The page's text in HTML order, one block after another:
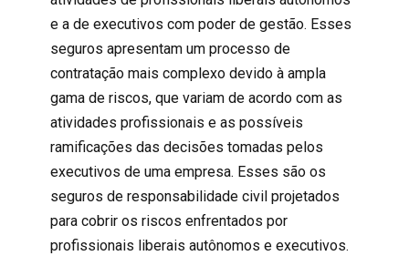
e a de executivos com poder de gestão. Esses
seguros apresentam um processo de
contratação mais complexo devido à ampla
gama de riscos, que variam de acordo com as
atividades profissionais e as possíveis
ramificações das decisões tomadas pelos
executivos de uma empresa. Esses são os
seguros de responsabilidade civil projetados
para cobrir os riscos enfrentados por
profissionais liberais autônomos e executivos.